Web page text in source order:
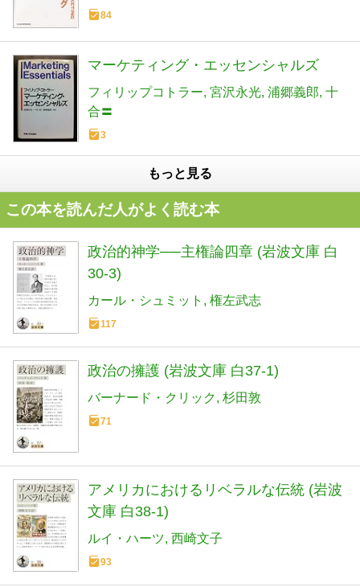
84
マーケティング・エッセンシャルズ
フィリップコトラー 宮沢永光 浦郷義郎 十
合〓
3
もっと見る
この本を読んだ人がよく読む本
政治的神学──主権論四章 (岩波文庫 白
30-3)
カール・シュミット 権左武志
117
政治の擁護 (岩波文庫 白37-1)
バーナード・クリック 杉田敦
71
アメリカにおけるリベラルな伝統 (岩波
文庫 白38-1)
ルイ・ハーツ 西崎文子
93